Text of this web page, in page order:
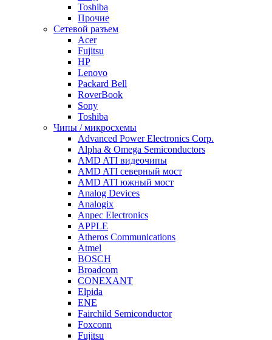
Toshiba
Прочие
Сетевой разъем
Acer
Fujitsu
HP
Lenovo
Packard Bell
RoverBook
Sony
Toshiba
Чипы / микросхемы
Advanced Power Electronics Corp.
Alpha & Omega Semiconductors
AMD ATI видеочипы
AMD ATI северный мост
AMD ATI южный мост
Analog Devices
Analogix
Anpec Electronics
APPLE
Atheros Communications
Atmel
BOSCH
Broadcom
CONEXANT
Elpida
ENE
Fairchild Semiconductor
Foxconn
Fujitsu